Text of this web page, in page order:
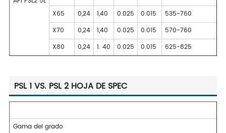
X65
0,24 1,40 0.025 0.015
535-760
X70
0,24 1,40 0.025 0.015
570-760
X80
0,24 1. 40 0.025 0.015 625-825
PSL 1 VS. PSL 2 HOJA DE SPEC
Gama del grado